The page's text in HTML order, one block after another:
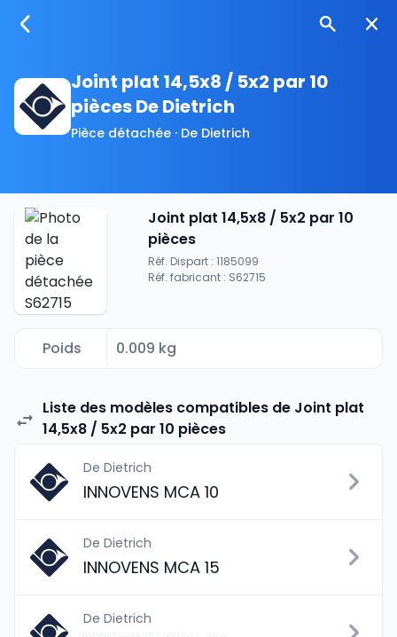
Joint plat 14,5x8 / 5x2 par 10
pièces De Dietrich
Pièce détachée · De Dietrich
Joint plat 14,5x8 / 5x2 par 10
pièces
Réf. Dispart : 1185099
Réf. fabricant : S62715
Poids 0.009 kg
Liste des modèles compatibles de Joint plat
14,5x8 / 5x2 par 10 pièces
De Dietrich
INNOVENS MCA 10
De Dietrich
INNOVENS MCA 15
De Dietrich